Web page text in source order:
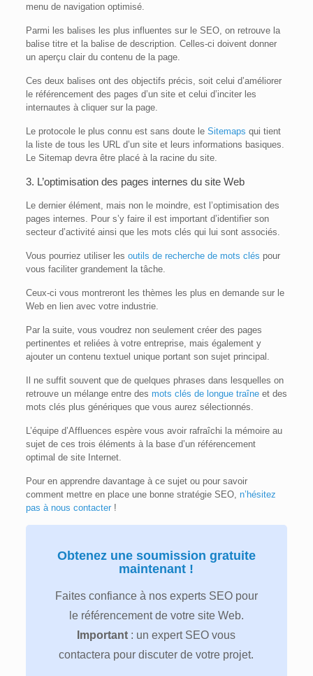
menu de navigation optimisé.
Parmi les balises les plus influentes sur le SEO, on retrouve la
balise titre et la balise de description. Celles-ci doivent donner
un aperçu clair du contenu de la page.
Ces deux balises ont des objectifs précis, soit celui d’améliorer
le référencement des pages d’un site et celui d’inciter les
internautes à cliquer sur la page.
Le protocole le plus connu est sans doute le Sitemaps qui tient
la liste de tous les URL d’un site et leurs informations basiques.
Le Sitemap devra être placé à la racine du site.
3. L’optimisation des pages internes du site Web
Le dernier élément, mais non le moindre, est l’optimisation des
pages internes. Pour s’y faire il est important d’identifier son
secteur d’activité ainsi que les mots clés qui lui sont associés.
Vous pourriez utiliser les outils de recherche de mots clés pour
vous faciliter grandement la tâche.
Ceux-ci vous montreront les thèmes les plus en demande sur le
Web en lien avec votre industrie.
Par la suite, vous voudrez non seulement créer des pages
pertinentes et reliées à votre entreprise, mais également y
ajouter un contenu textuel unique portant son sujet principal.
Il ne suffit souvent que de quelques phrases dans lesquelles on
retrouve un mélange entre des mots clés de longue traîneet des
mots clés plus génériques que vous aurez sélectionnés.
L’équipe d’Affluences espère vous avoir rafraîchi la mémoire au
sujet de ces trois éléments à la base d’un référencement
optimal de site Internet.
Pour en apprendre davantage à ce sujet ou pour savoir
comment mettre en place une bonne stratégie SEO, n’hésitez
pas à nous contacter!
Obtenez une soumission gratuite
maintenant !
Faites confiance à nos experts SEO pour
le référencement de votre site Web.
Important : un expert SEO vous
contactera pour discuter de votre projet.